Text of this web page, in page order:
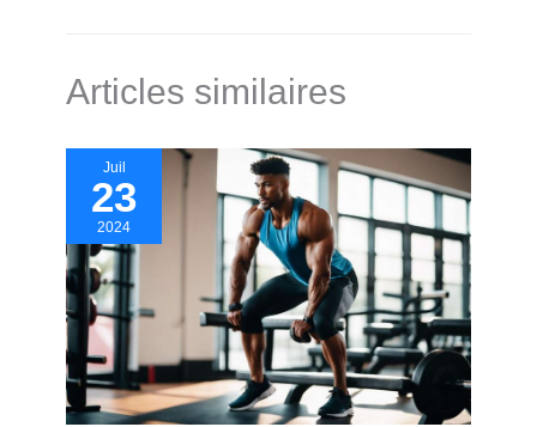
Articles similaires
Juil
23
2024